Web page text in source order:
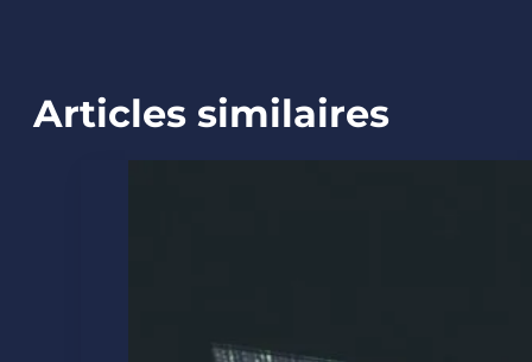
Articles similaires